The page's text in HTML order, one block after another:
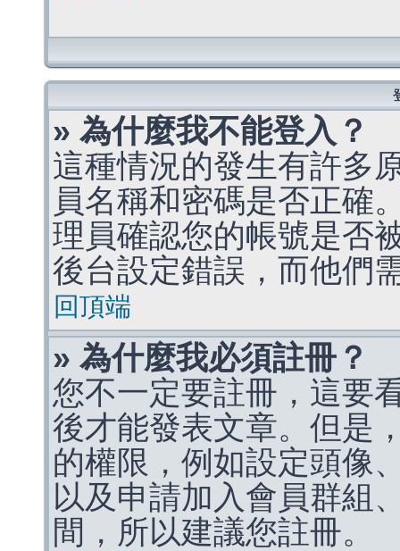
» 為什麼我不能登入？
這種情況的發生有許多
員名稱和密碼是否正確
理員確認您的帳號是否
後台設定錯誤，而他們
回頂端
» 為什麼我必須註冊？
您不一定要註冊，這要
後才能發表文章。但是
的權限，例如設定頭像
以及申請加入會員群組
間，所以建議您註冊。